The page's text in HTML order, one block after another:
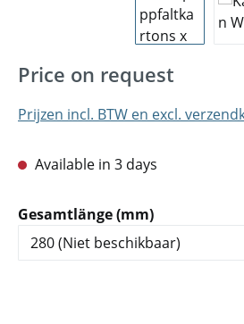
Price on request
Prijzen incl. BTW en excl.
Available in 3 days
Selecteer
Gesamtlänge (mm)